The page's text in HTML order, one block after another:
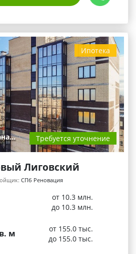
Ипотека
Требуется уточнение
Лиговский
СПб Реновация
от 10.3 млн.
до 10.3 млн.
м
от 155.0 тыс.
до 155.0 тыс.